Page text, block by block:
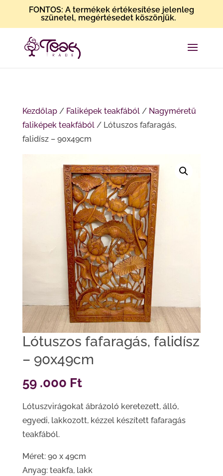
FONTOS: A termékek értékesítése jelenleg
szünetel, megértésedet köszönjük.
Kezdőlap/ Faliképek teakfából/ Nagyméretű
faliképek teakfából/ Lótuszos fafaragás,
falidísz – 90x49cm
Lótuszos fafaragás, falidísz
– 90x49cm
59 .000 Ft
Lótuszvirágokat ábrázoló keretezett, álló,
egyedi, lakkozott, kézzel készített fafaragás
teakfából.
Méret: 90 x 49cm
Anyag: teakfa, lakk